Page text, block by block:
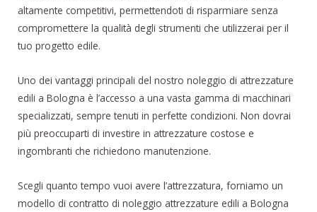
altamente competitivi, permettendoti di risparmiare senza
compromettere la qualità degli strumenti che utilizzerai per il
tuo progetto edile.
Uno dei vantaggi principali del nostro noleggio di attrezzature
edili a Bologna è l’accesso a una vasta gamma di macchinari
specializzati, sempre tenuti in perfette condizioni. Non dovrai
più preoccuparti di investire in attrezzature costose e
ingombranti che richiedono manutenzione.
Scegli quanto tempo vuoi avere l’attrezzatura, forniamo un
modello di contratto di noleggio attrezzature edili a Bologna